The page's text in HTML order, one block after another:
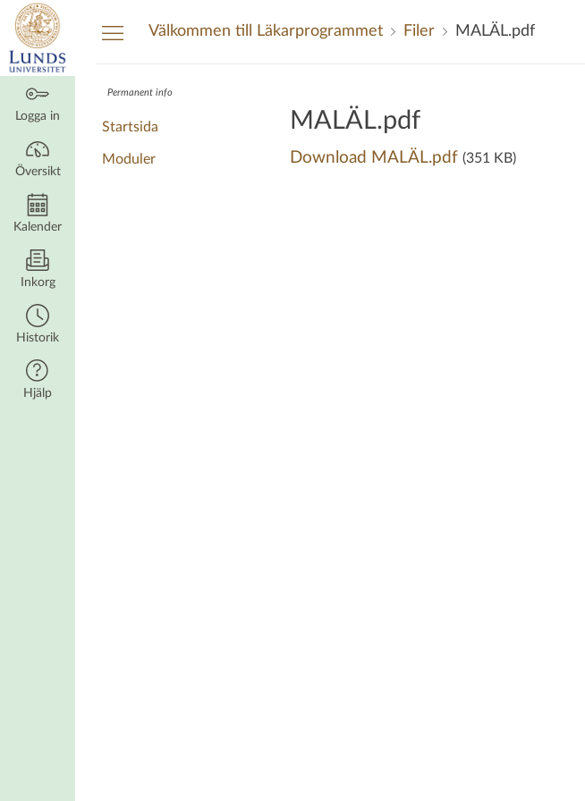
Översikt
Logga in
Översikt
Kalender
Inkorg
Historik
Hjälp
Välkommen till Läkarprogrammet Filer MALÄL.pdf
Permanent info
Startsida
Moduler
MALÄL.pdf
Download MALÄL.pdf (351 KB)